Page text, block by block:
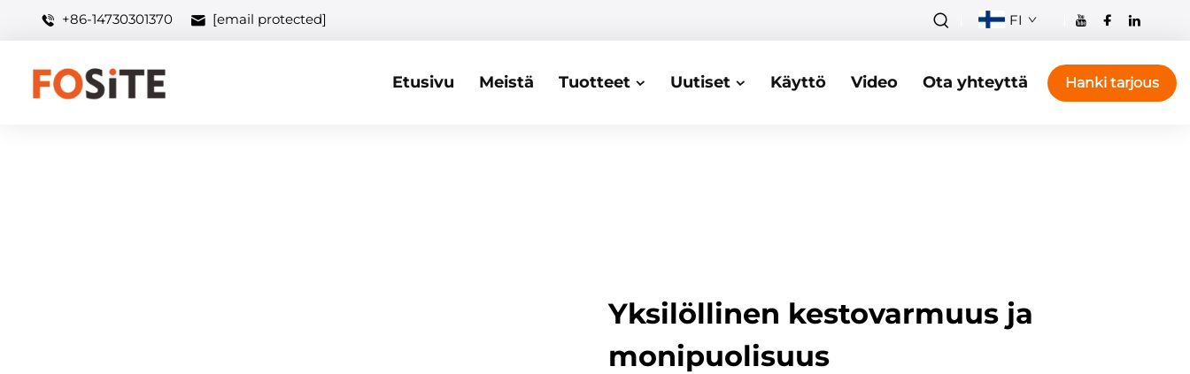
+86-14730301370 [email protected] FI
Etusivu Meistä Tuotteet Uutiset Käyttö Video Ota yhteyttä Hanki tarjous
Yksilöllinen kestovarmuus ja
monipuolisuus